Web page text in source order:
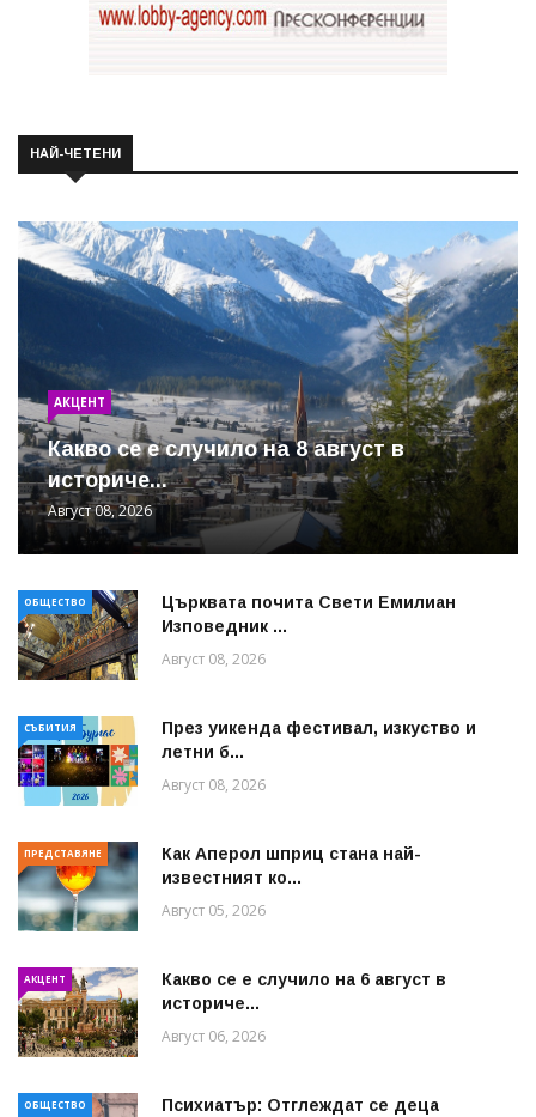
НАЙ-ЧЕТЕНИ
АКЦЕНТ
Какво се е случило на 8 август в
историче...
Август 08, 2026
ОБЩЕСТВО
Църквата почита Свeти Емилиан
Изповедник ...
Август 08, 2026
СЪБИТИЯ
През уикенда фестивал, изкуство и
летни б...
Август 08, 2026
ПРЕДСТАВЯНЕ
Как Аперол шприц стана най-
известният ко...
Август 05, 2026
АКЦЕНТ
Какво се е случило на 6 август в
историче...
Август 06, 2026
ОБЩЕСТВО
Психиатър: Отглеждат се деца